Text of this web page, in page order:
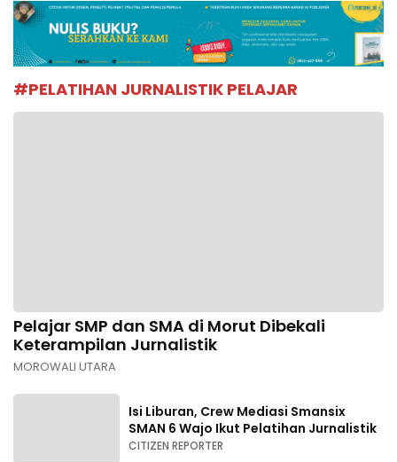
#PELATIHAN JURNALISTIK PELAJAR
Pelajar SMP dan SMA di Morut Dibekali
Keterampilan Jurnalistik
MOROWALI UTARA
Isi Liburan, Crew Mediasi Smansix
SMAN 6 Wajo Ikut Pelatihan Jurnalistik
CITIZEN REPORTER